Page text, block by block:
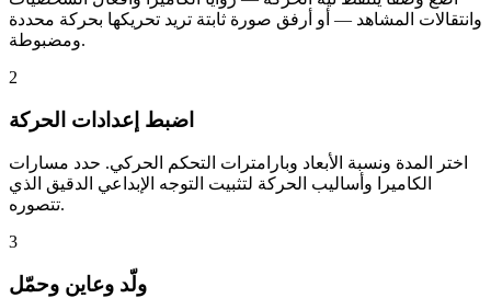
وانتقالات المشاهد — أو أرفق صورة ثابتة تريد تحريكها بحركة محددة
ومضبوطة.
2
اضبط إعدادات الحركة
اختر المدة ونسبة الأبعاد وبارامترات التحكم الحركي. حدد مسارات
الكاميرا وأساليب الحركة لتثبيت التوجه الإبداعي الدقيق الذي
تتصوره.
3
ولّد وعاين وحمّل